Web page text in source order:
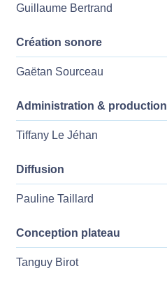
Guillaume Bertrand
Création sonore
Gaëtan Sourceau
Administration & production
Tiffany Le Jéhan
Diffusion
Pauline Taillard
Conception plateau
Tanguy Birot